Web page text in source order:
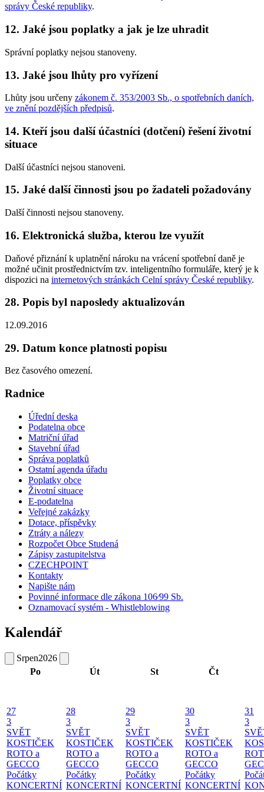
správy České republiky.
12. Jaké jsou poplatky a jak je lze uhradit
Správní poplatky nejsou stanoveny.
13. Jaké jsou lhůty pro vyřízení
Lhůty jsou určeny zákonem č. 353/2003 Sb., o spotřebních daních,
ve znění pozdějších předpisů.
14. Kteří jsou další účastníci (dotčení) řešení životní
situace
Další účastníci nejsou stanoveni.
15. Jaké další činnosti jsou po žadateli požadovány
Další činnosti nejsou stanoveny.
16. Elektronická služba, kterou lze využít
Daňové přiznání k uplatnění nároku na vrácení spotřební daně je
možné učinit prostřednictvím tzv. inteligentního formuláře, který je k
dispozici na internetových stránkách Celní správy České republiky.
28. Popis byl naposledy aktualizován
12.09.2016
29. Datum konce platnosti popisu
Bez časového omezení.
Radnice
Úřední deska
Podatelna obce
Matriční úřad
Stavební úřad
Správa poplatků
Ostatní agenda úřadu
Poplatky obce
Životní situace
E-podatelna
Veřejné zakázky
Dotace, příspěvky
Ztráty a nálezy
Rozpočet Obce Studená
Zápisy zastupitelstva
CZECHPOINT
Kontakty
Napište nám
Povinné informace dle zákona 106⁄99 Sb.
Oznamovací systém - Whistleblowing
Kalendář
Srpen2026
Po
Út St Čt
27
3
SVĚT
KOSTIČEK
ROTO a
GECCO
Počátky
KONCERTNÍ
28
3
SVĚT
KOSTIČEK
ROTO a
GECCO
Počátky
KONCERTNÍ
29
3
SVĚT
KOSTIČEK
ROTO a
GECCO
Počátky
KONCERTNÍ
30
3
SVĚT
KOSTIČEK
ROTO a
GECCO
Počátky
KONCERTNÍ
31
3